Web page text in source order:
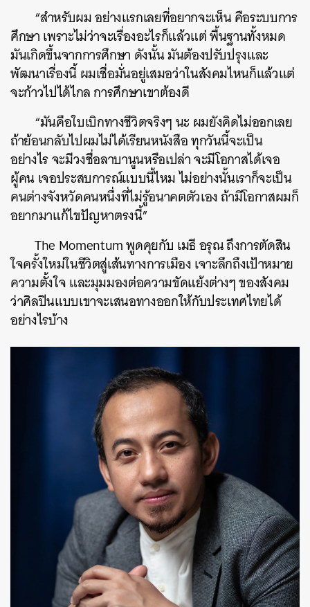
“สำหรับผม อย่างแรกเลยที่อยากจะเห็น คือระบบการ
ศึกษา เพราะไม่ว่าจะเรื่องอะไรก็แล้วแต่ พื้นฐานทั้งหมด
มันเกิดขึ้นจากการศึกษา ดังนั้น มันต้องปรับปรุงและ
พัฒนาเรื่องนี้ ผมเชื่อมั่นอยู่เสมอว่าในสังคมไหนก็แล้วแต่
จะก้าวไปได้ไกล การศึกษาเขาต้องดี
“มันคือใบเบิกทางชีวิตจริงๆ นะ ผมยังคิดไม่ออกเลย
ถ้าย้อนกลับไปผมไม่ได้เรียนหนังสือ ทุกวันนี้จะเป็น
อย่างไร จะมีวงชื่อลาบานูนหรือเปล่า จะมีโอกาสได้เจอ
ผู้คน เจอประสบการณ์แบบนี้ไหม ไม่อย่างนั้นเราก็จะเป็น
คนต่างจังหวัดคนหนึ่งที่ไม่รู้อนาคตตัวเอง ถ้ามีโอกาสผมก็
อยากมาแก้ไขปัญหาตรงนี้”
The Momentum พูดคุยกับ เมธี อรุณ ถึงการตัดสิน
ใจครั้งใหม่ในชีวิตสู่เส้นทางการเมือง เจาะลึกถึงเป้าหมาย
ความตั้งใจ และมุมมองต่อความขัดแย้งต่างๆ ของสังคม
ว่าศิลปินแบบเขาจะเสนอทางออกให้กับประเทศไทยได้
อย่างไรบ้าง